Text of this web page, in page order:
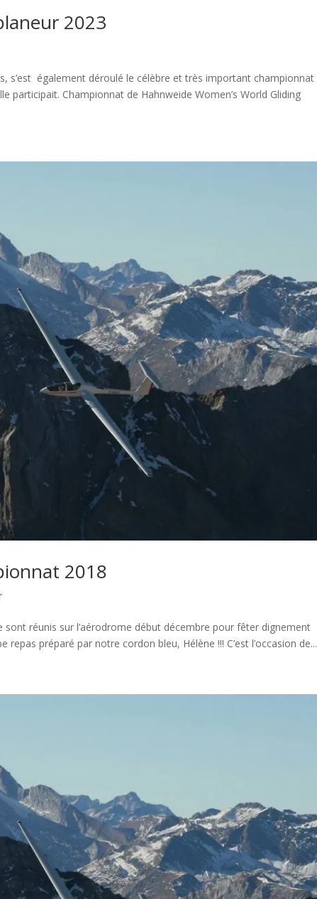
2023
s’est également déroulé le célèbre et très important championnat
participait. Championnat de Hahnweide Women’s World Gliding
2018
réunis sur l’aérodrome début décembre pour fêter dignement
préparé par notre cordon bleu, Hélène !!! C’est l’occasion de...